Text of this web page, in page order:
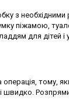
з
піжамою,
для дітей
тому,